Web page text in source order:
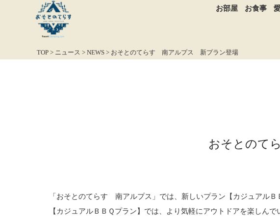
お部屋 お食事
TOP> ニュース > NEWS> おそとのてらす 南アルプス 新プラン登場
おそとのて
「おそとのてらす 南アルプス」では、新しいプラン 【カジュアルＢ
【カジュアルＢＢＱプラン】では、より気軽にアウトドアを楽しん